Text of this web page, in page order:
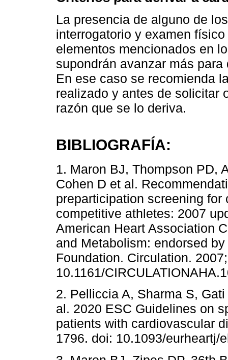
La presencia de alguno de
interrogatorio y examen
elementos mencionados en
supondrán avanzar más
En ese caso se recomienda
realizado y antes de solicitar
razón que se lo deriva.
BIBLIOGRAFÍA:
1. Maron BJ, Thompson PD,
Cohen D et al.
preparticipation screening
competitive athletes: 2007
American Heart Association
and Metabolism: endorsed
Foundation. Circulation.
10.1161/
2. Pelliccia A, Sharma S,
al. 2020 ESC Guidelines on
patients with cardiovascular
1796. doi: 10.1093/eurheartj/